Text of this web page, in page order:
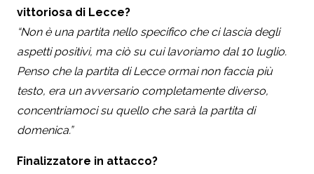
vittoriosa di Lecce?
“Non è una partita nello specifico che ci lascia degli
aspetti positivi, ma ciò su cui lavoriamo dal 10 luglio.
Penso che la partita di Lecce ormai non faccia più
testo, era un avversario completamente diverso,
concentriamoci su quello che sarà la partita di
domenica.”
Finalizzatore in attacco?